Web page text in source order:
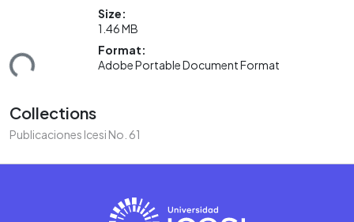
Size:
1.46 MB
Format:
Adobe Portable Document Format
Collections
Publicaciones Icesi No. 61